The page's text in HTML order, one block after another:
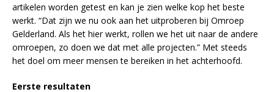
artikelen worden getest en kan je zien welke kop het beste
werkt. “Dat zijn we nu ook aan het uitproberen bij Omroep
Gelderland. Als het hier werkt, rollen we het uit naar de andere
omroepen, zo doen we dat met alle projecten.” Met steeds
het doel om meer mensen te bereiken in het achterhoofd.
Eerste resultaten